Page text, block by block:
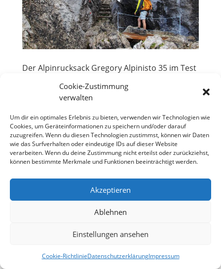
Cookie-Zustimmung
verwalten
Um dir ein optimales Erlebnis zu bieten, verwenden wir Technologien wie
Cookies, um Geräteinformationen zu speichern und/oder darauf
zuzugreifen. Wenn du diesen Technologien zustimmst, können wir Daten
wie das Surfverhalten oder eindeutige IDs auf dieser Website
verarbeiten. Wenn du deine Zustimmung nicht erteilst oder zurückziehst,
können bestimmte Merkmale und Funktionen beeinträchtigt werden.
Akzeptieren
Ablehnen
Einstellungen ansehen
Cookie-RichtlinieDatenschutzerklärungImpressum
Der Alpinrucksack Gregory Alpinisto 35 im Test
Die Marke Gregory wird bei mir immer ein Synonym
einer meiner ersten „ernsthaften“ Modelle von dem
amerikanischen Unternehmen stammte. In den
Neunzigern war Gregory der erste Hersteller, der...
Cookie-Richtlinie (EU)
Designed byElegant Themes| Powered by